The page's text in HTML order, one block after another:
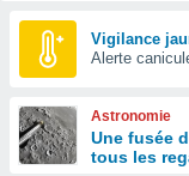
Vigilance
Alerte
Astronomie
Une fusée
tous les